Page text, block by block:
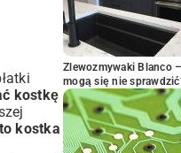
kostkę
kostka
Zlewozmywaki Blanco
mogą się nie